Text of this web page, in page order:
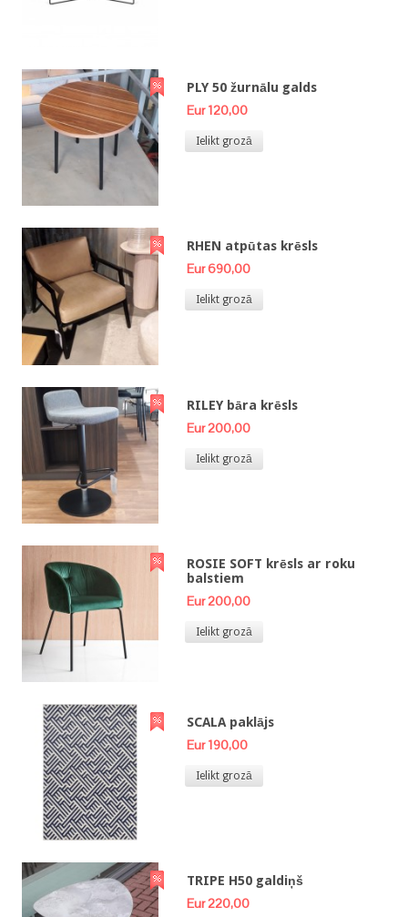
PLY 50 žurnālu galds
Eur 120,00
Ielikt grozā
RHEN atpūtas krēsls
Eur 690,00
Ielikt grozā
RILEY bāra krēsls
Eur 200,00
Ielikt grozā
ROSIE SOFT krēsls ar roku
balstiem
Eur 200,00
Ielikt grozā
SCALA paklājs
Eur 190,00
Ielikt grozā
TRIPE H50 galdiņš
Eur 220,00